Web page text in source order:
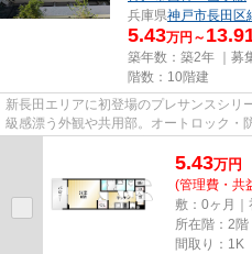
兵庫県神戸市長田区
5.43万円～
築年数：築2年 ｜募
階数：10階建
新長田エリアに初登場のプレサンスシ
級感漂う外観や共用部。オートロック・
5.43万円
(管理費・共
敷：0ヶ月｜
所在階：2階
間取り：1K